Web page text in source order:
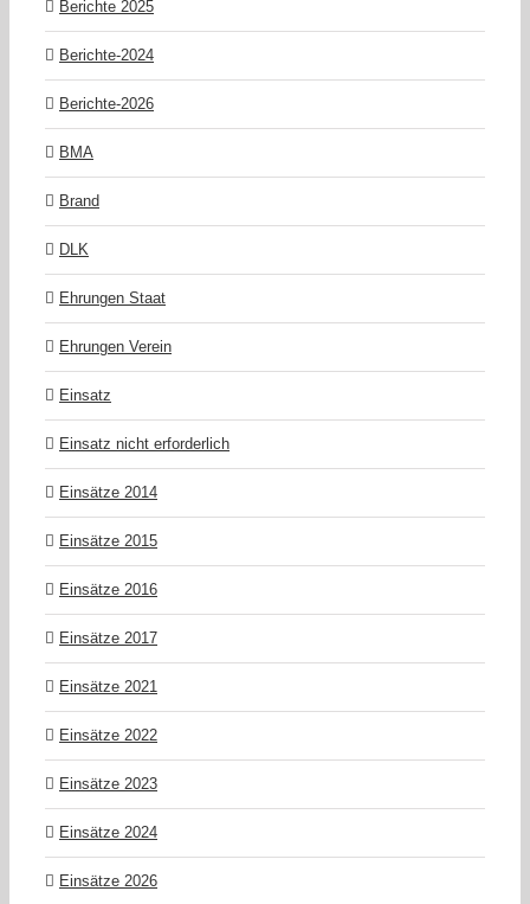
Berichte 2025
Berichte-2024
Berichte-2026
BMA
Brand
DLK
Ehrungen Staat
Ehrungen Verein
Einsatz
Einsatz nicht erforderlich
Einsätze 2014
Einsätze 2015
Einsätze 2016
Einsätze 2017
Einsätze 2021
Einsätze 2022
Einsätze 2023
Einsätze 2024
Einsätze 2026